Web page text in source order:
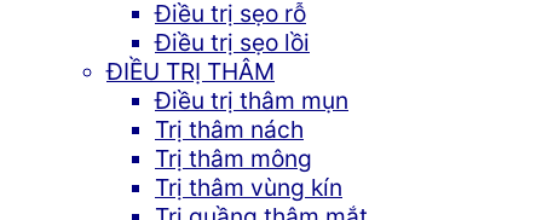
Điều trị sẹo rỗ
Điều trị sẹo lồi
ĐIỀU TRỊ THÂM
Điều trị thâm mụn
Trị thâm nách
Trị thâm mông
Trị thâm vùng kín